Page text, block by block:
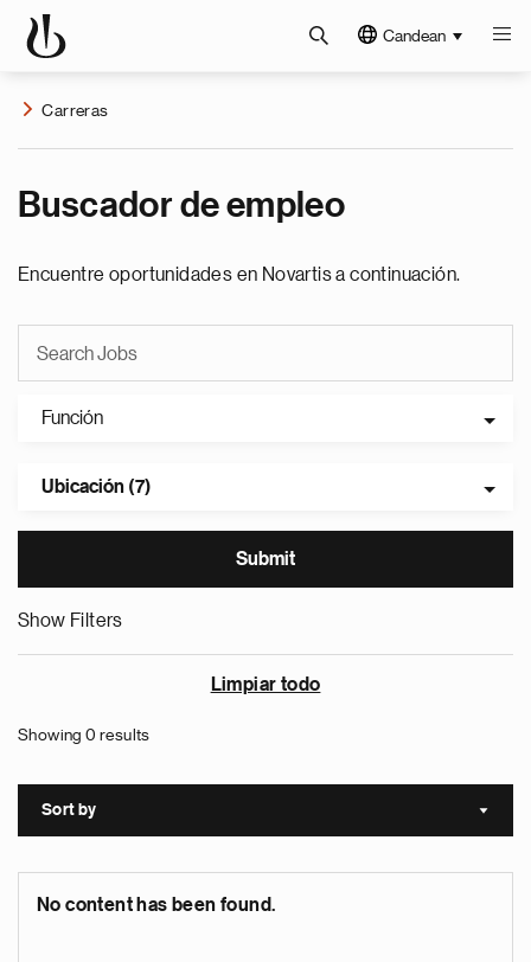
Candean
Carreras
Buscador de empleo
Encuentre oportunidades en Novartis a continuación.
Función
Ubicación (7)
Show Filters
Limpiar todo
Showing 0 results
Sort by Sort
No content has been found.